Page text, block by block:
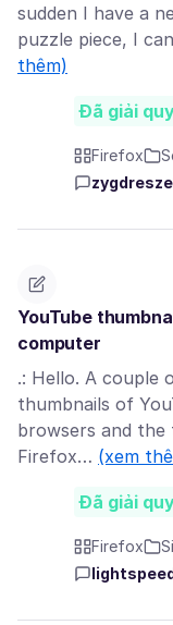
sudden I have a
puzzle piece, I
thêm)
Đã giải
Firefox
YouTube
computer
.: Hello. A couple
thumbnails of
browsers and the
Firefox… (xem
Đã giải
Firefox